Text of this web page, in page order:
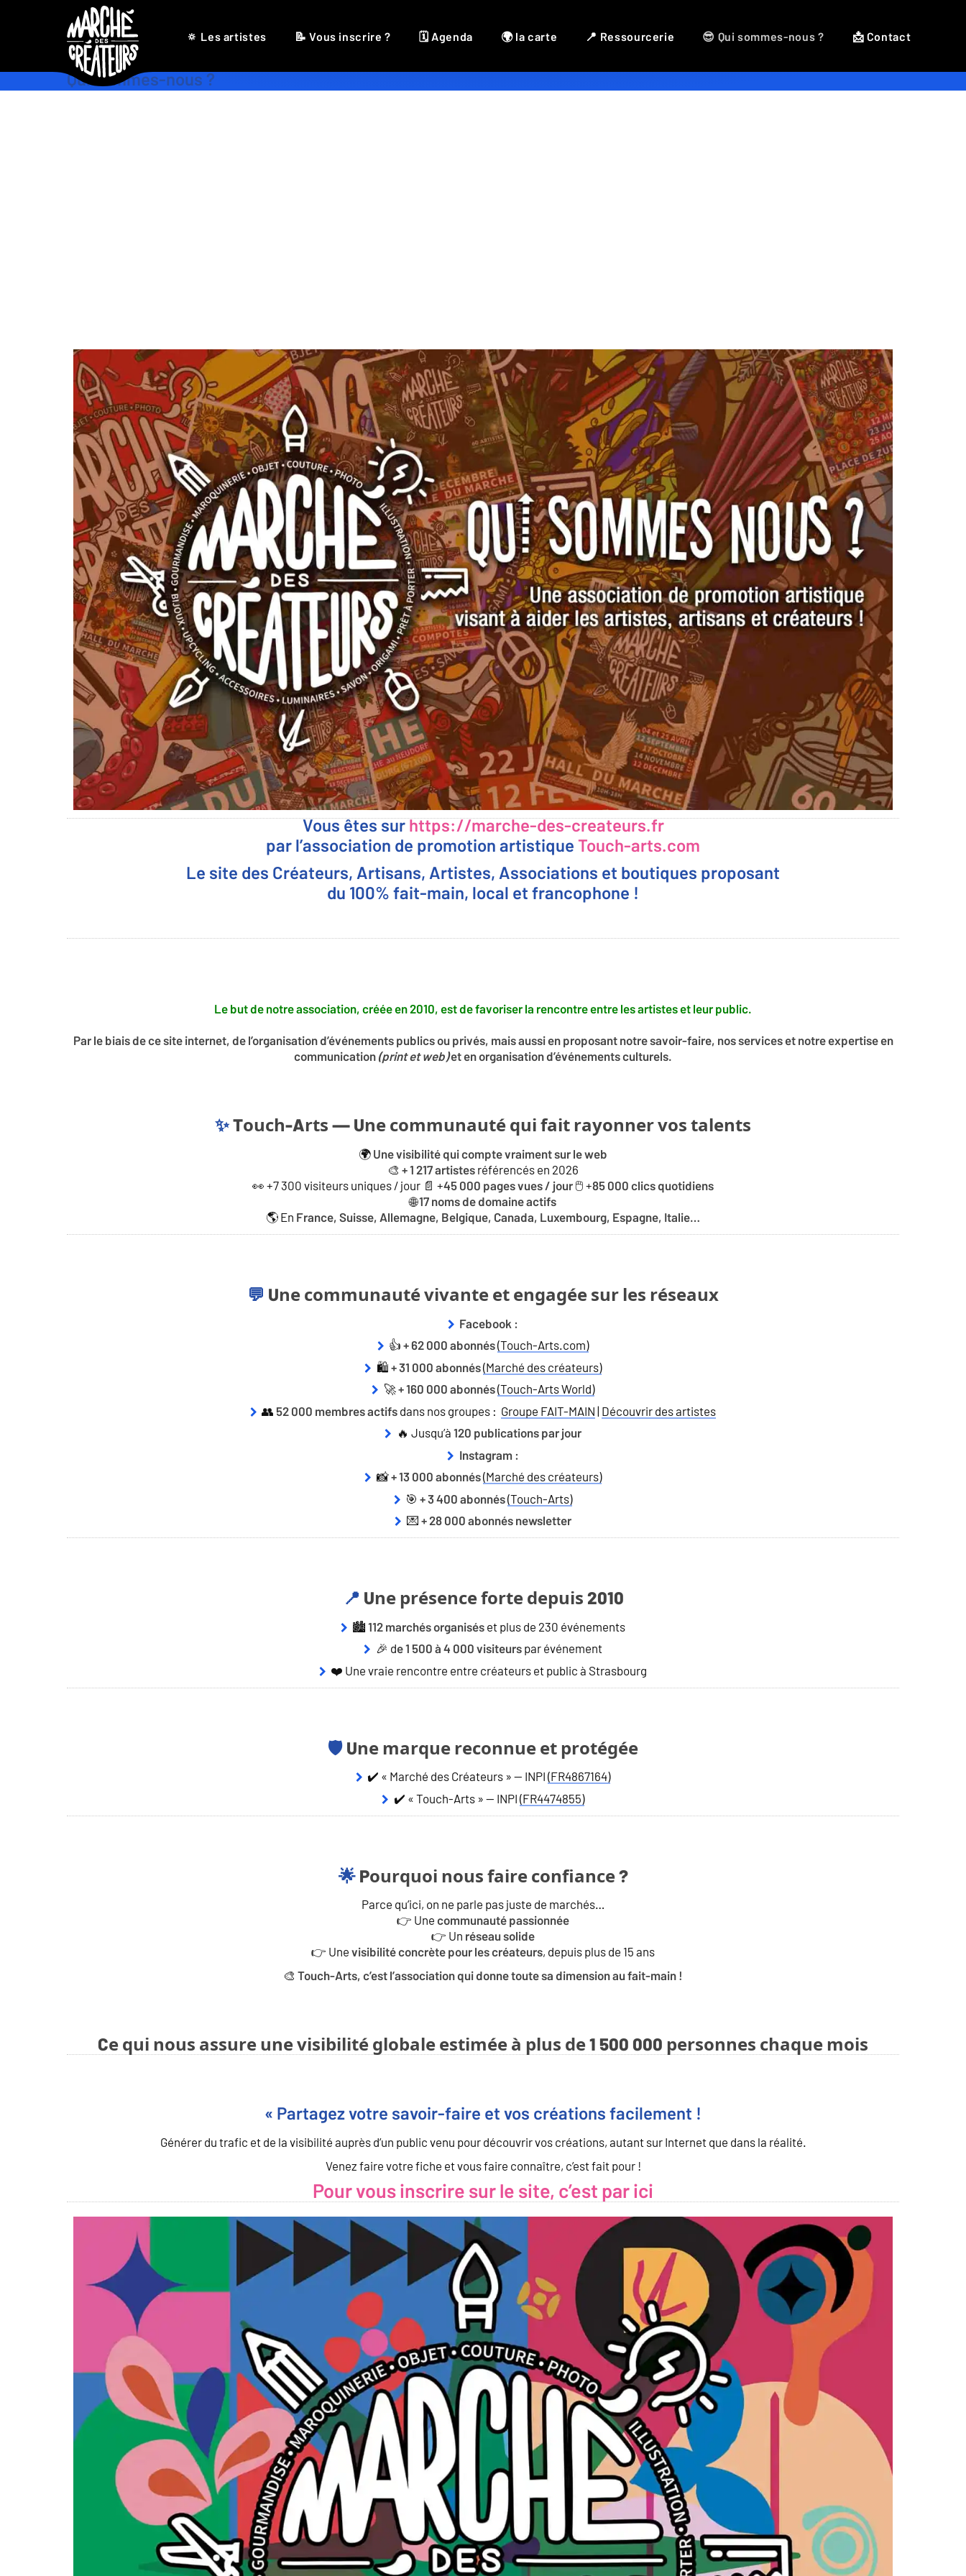
🔅 Les artistes 📝 Vous inscrire ? 🗓 Agenda 🌍 la carte 📍 Ressourcerie 😎 Qui sommes-nous ? 📩 Contact
Qui sommes-nous ?
Vous êtes sur https://marche-des-createurs.fr
par l’association de promotion artistique Touch-arts.com
Le site des Créateurs, Artisans, Artistes, Associations et boutiques proposant
du 100% fait-main, local et francophone !
Le but de notre association, créée en 2010, est de favoriser la rencontre entre les artistes et leur public.
Par le biais de ce site internet, de l’organisation d’événements publics ou privés, mais aussi en proposant notre savoir-faire, nos services et notre expertise en
communication (print et web)et en organisation d’événements culturels.
✨ Touch-Arts — Une communauté qui fait rayonner vos talents
🌍 Une visibilité qui compte vraiment sur le web
🎨 + 1 217 artistes référencés en 2026
👀 +7 300 visiteurs uniques / jour 📄 +45 000 pages vues / jour🖱️ +85 000 clics quotidiens
🌐17 noms de domaine actifs
🌎 En France, Suisse, Allemagne, Belgique, Canada, Luxembourg, Espagne, Italie…
💬 Une communauté vivante et engagée sur les réseaux
Facebook :
👍+ 62 000 abonnés(Touch-Arts.com)
🛍️ + 31 000 abonnés(Marché des créateurs)
🚀+ 160 000 abonnés(Touch-Arts World)
👥 52 000 membres actifs dans nos groupes : Groupe FAIT-MAIN Découvrir des artistes
🔥 Jusqu’à 120 publications par jour
Instagram :
📸+ 13 000 abonnés(Marché des créateurs)
🎯+ 3 400 abonnés(Touch-Arts)
💌 + 28 000 abonnés newsletter
📍 Une présence forte depuis 2010
🏙️112 marchés organisés et plus de 230 événements
🎉 de 1 500 à 4 000 visiteurspar événement
❤️ Une vraie rencontre entre créateurs et public à Strasbourg
🛡️ Une marque reconnue et protégée
✔️ « Marché des Créateurs » — INPI(FR4867164)
✔️ « Touch-Arts » — INPI (FR4474855)
🌟 Pourquoi nous faire confiance ?
Parce qu’ici, on ne parle pas juste de marchés…
👉 Une communauté passionnée
👉 Un réseau solide
👉 Une visibilité concrète pour les créateurs, depuis plus de 15 ans
🎨 Touch-Arts, c’est l’association qui donne toute sa dimension au fait-main !
Ce qui nous assure une visibilité globale estimée à plus de 1 500 000 personnes chaque mois
« Partagez votre savoir-faire et vos créations facilement !
Générer du trafic et de la visibilité auprès d’un public venu pour découvrir vos créations, autant sur Internet que dans la réalité.
Venez faire votre fiche et vous faire connaître, c’est fait pour !
Pour vous inscrire sur le site, c’est par ici